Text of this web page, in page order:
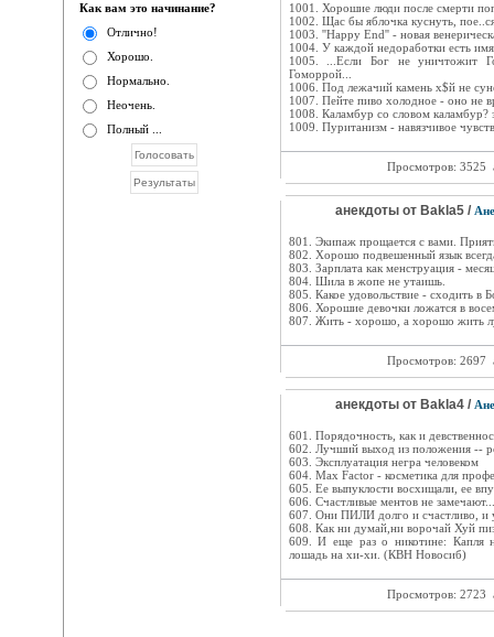
Как вам это начинание?
Отлично!
Хорошо.
Нормально.
Неочень.
Полный ...
1001. Хорошие люди после смерти
1002. Щас бы яблочка куснуть,
1003. ''Happy End'' - новая
1004. У каждой недоработки есть
1005. ...Если Бог не уничтожит
Гоморрой...
1006. Под лежачий камень х$й не
1007. Пейте пиво холодное - оно не
1008. Каламбур со словом каламбур?
1009. Пуританизм - навязчивое
Просмотров: 3525
анекдоты от Baklа5 /
801. Экипаж прощается с вами.
802. Xорошо подвешенный язык
803. Зарплата как менструация -
804. Шила в жопе не утаишь.
805. Какое удовольствие - сходить в
806. Хорошие девочки ложатся в
807. Жить - хорошо, а хорошо жить
Просмотров: 2697
анекдоты от Baklа4 /
601. Порядочность, как и
602. Лучший выход из положения --
603. Эксплуатация негра человеком
604. Max Factor - косметика для
605. Ее выпуклости восхищали, ее
606. Счастливые ментов не замечают...
607. Они ПИЛИ долго и счастливо, и
608. Как ни думай,ни ворочай Хуй
609. И еще раз о никотине: Капля
лошадь на хи-хи. (КВН Новосиб)
Просмотров: 2723